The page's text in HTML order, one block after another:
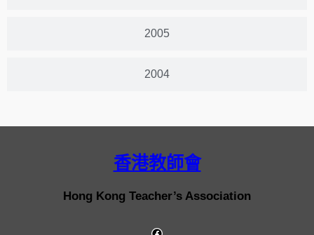
2005
2004
香港教師會
Hong Kong Teacher’s Association